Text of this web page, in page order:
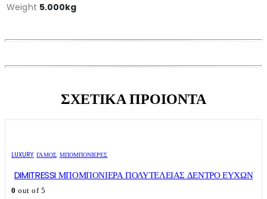
Weight 5.000kg
ΣΧΕΤΙΚΑ ΠΡΟΙΟΝΤΑ
LUXURY,ΓΑΜΟΣ, ΜΠΟΜΠΟΝΙΈΡΕΣ
DIMITRESSI ΜΠΟΜΠΟΝΙΕΡΑ ΠΟΛΥΤΕΛΕΙΑΣ ΔΕΝΤΡΟ ΕΥΧΩΝ
0 out of 5